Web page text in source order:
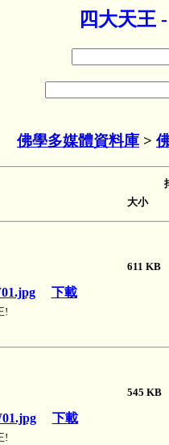
四大天王
佛學多媒體資料庫 >
大小
下載
611
!
下載
545
!